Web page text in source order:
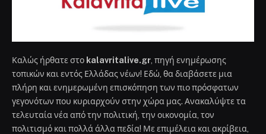
Καλώς ήρθατε στο kalavritalive.gr , πηγή ενημέρωσης
τοπικών και εντός Ελλάδας νέων! Εδώ, θα διαβάσετε μια
πλήρη και ενημερωμένη επισκόπηση των πιο πρόσφατων
γεγονότων που κυριαρχούν στην χώρα μας. Ανακαλύψτε τα
τελευταία νέα από την πολιτική, την οικονομία, τον
πολιτισμό και πολλά άλλα πεδία! Με επιμέλεια και ακρίβεια,